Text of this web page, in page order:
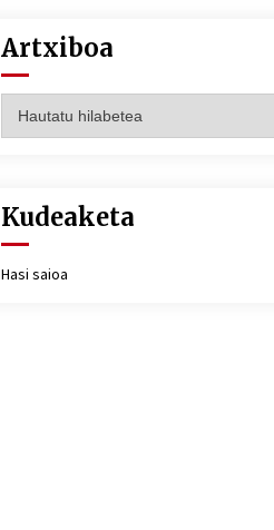
Artxiboa
Kudeaketa
Hasi saioa